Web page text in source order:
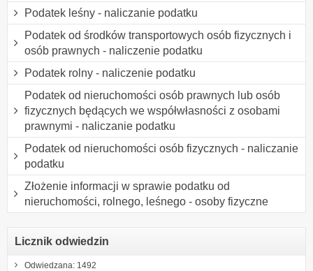
Podatek leśny - naliczanie podatku
Podatek od środków transportowych osób fizycznych i
osób prawnych - naliczenie podatku
Podatek rolny - naliczenie podatku
Podatek od nieruchomości osób prawnych lub osób
fizycznych będących we współwłasności z osobami
prawnymi - naliczanie podatku
Podatek od nieruchomości osób fizycznych - naliczanie
podatku
Złożenie informacji w sprawie podatku od
nieruchomości, rolnego, leśnego - osoby fizyczne
Licznik odwiedzin
Odwiedzana: 1492